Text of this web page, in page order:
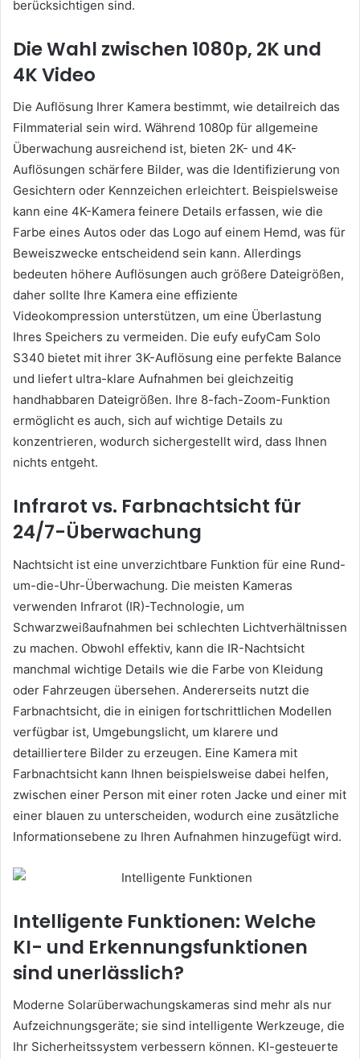
berücksichtigen sind.
Die Wahl zwischen 1080p, 2K und
4K Video
Die Auflösung Ihrer Kamera bestimmt, wie detailreich das
Filmmaterial sein wird. Während 1080p für allgemeine
Überwachung ausreichend ist, bieten 2K- und 4K-
Auflösungen schärfere Bilder, was die Identifizierung von
Gesichtern oder Kennzeichen erleichtert. Beispielsweise
kann eine 4K-Kamera feinere Details erfassen, wie die
Farbe eines Autos oder das Logo auf einem Hemd, was für
Beweiszwecke entscheidend sein kann. Allerdings
bedeuten höhere Auflösungen auch größere Dateigrößen,
daher sollte Ihre Kamera eine effiziente
Videokompression unterstützen, um eine Überlastung
Ihres Speichers zu vermeiden. Die eufy eufyCam Solo
S340 bietet mit ihrer 3K-Auflösung eine perfekte Balance
und liefert ultra-klare Aufnahmen bei gleichzeitig
handhabbaren Dateigrößen. Ihre 8-fach-Zoom-Funktion
ermöglicht es auch, sich auf wichtige Details zu
konzentrieren, wodurch sichergestellt wird, dass Ihnen
nichts entgeht.
Infrarot vs. Farbnachtsicht für
24/7-Überwachung
Nachtsicht ist eine unverzichtbare Funktion für eine Rund-
um-die-Uhr-Überwachung. Die meisten Kameras
verwenden Infrarot (IR)-Technologie, um
Schwarzweißaufnahmen bei schlechten Lichtverhältnissen
zu machen. Obwohl effektiv, kann die IR-Nachtsicht
manchmal wichtige Details wie die Farbe von Kleidung
oder Fahrzeugen übersehen. Andererseits nutzt die
Farbnachtsicht, die in einigen fortschrittlichen Modellen
verfügbar ist, Umgebungslicht, um klarere und
detailliertere Bilder zu erzeugen. Eine Kamera mit
Farbnachtsicht kann Ihnen beispielsweise dabei helfen,
zwischen einer Person mit einer roten Jacke und einer mit
einer blauen zu unterscheiden, wodurch eine zusätzliche
Informationsebene zu Ihren Aufnahmen hinzugefügt wird.
Intelligente Funktionen: Welche
KI- und Erkennungsfunktionen
sind unerlässlich?
Moderne Solarüberwachungskameras sind mehr als nur
Aufzeichnungsgeräte; sie sind intelligente Werkzeuge, die
Ihr Sicherheitssystem verbessern können. KI-gesteuerte